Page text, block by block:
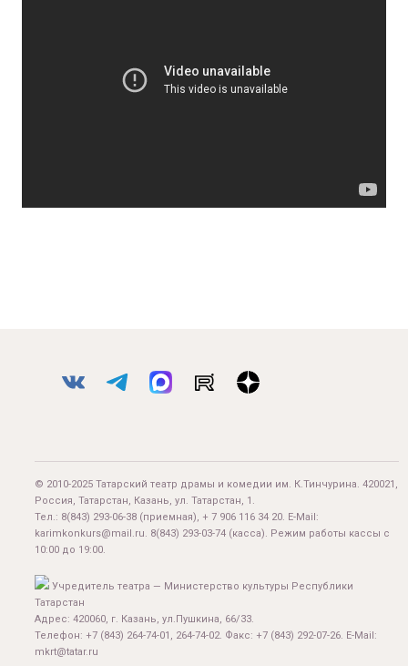
© 2010-2025 Татарский театр драмы и комедии им. К.Тинчурина. 420021,
Россия, Татарстан, Казань, ул. Татарстан, 1.
Тел.: 8(843) 293-06-38 (приемная), + 7 906 116 34 20. E-Mail:
karimkonkurs@mail.ru. 8(843) 293-03-74 (касса). Режим работы кассы с
10:00 до 19:00.
Учредитель театра — Министерство культуры Республики
Татарстан
Адрес: 420060, г. Казань, ул.Пушкина, 66/33.
Телефон: +7 (843) 264-74-01, 264-74-02. Факс: +7 (843) 292-07-26. E-Mail:
mkrt@tatar.ru